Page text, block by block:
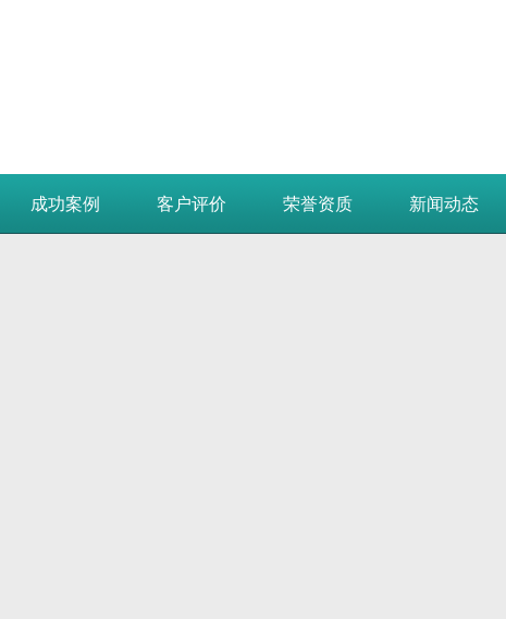
成功案例 客户评价 荣誉资质 新闻动态